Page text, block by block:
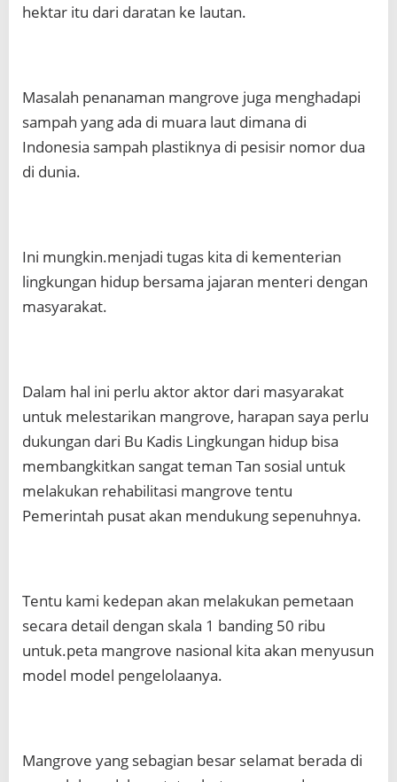
hektar itu dari daratan ke lautan.
Masalah penanaman mangrove juga menghadapi
sampah yang ada di muara laut dimana di
Indonesia sampah plastiknya di pesisir nomor dua
di dunia.
Ini mungkin.menjadi tugas kita di kementerian
lingkungan hidup bersama jajaran menteri dengan
masyarakat.
Dalam hal ini perlu aktor aktor dari masyarakat
untuk melestarikan mangrove, harapan saya perlu
dukungan dari Bu Kadis Lingkungan hidup bisa
membangkitkan sangat teman Tan sosial untuk
melakukan rehabilitasi mangrove tentu
Pemerintah pusat akan mendukung sepenuhnya.
Tentu kami kedepan akan melakukan pemetaan
secara detail dengan skala 1 banding 50 ribu
untuk.peta mangrove nasional kita akan menyusun
model model pengelolaanya.
Mangrove yang sebagian besar selamat berada di